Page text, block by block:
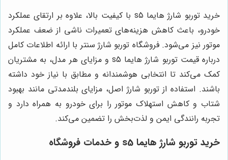
خرید توربو شارژ هایما s5 با کیفیت بالا، علاوه بر ارتقای عملکرد
خودرو، باعث کاهش هزینه‌های تعمیرات ناشی از ضعف عملکرد
موتور نیز می‌شود. فروشگاه توربو شارژ سنتر با ارائه اطلاعات کامل
درباره قیمت توربو شارژ هایما s5 و مزایای هر مدل، به مشتریان
کمک می‌کند تا انتخابی هوشمندانه و مطابق با نیاز خود داشته
باشند. استفاده از توربو شارژ اصل، مزایای بلندمدتی مانند بهبود
شتاب و کاهش استهلاک موتور را برای خودرو به همراه دارد و
تجربه رانندگی ایمن و لذت‌بخش را تضمین می‌کند.
خرید توربو شارژ هایما s5 و خدمات فروشگاه